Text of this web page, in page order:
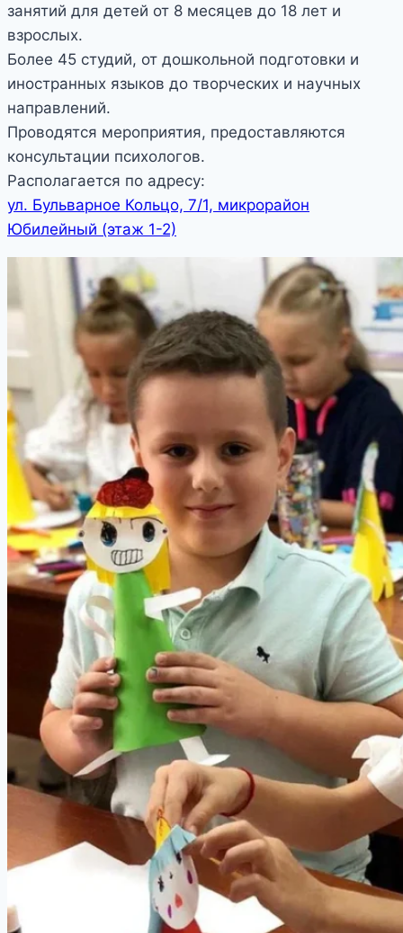
занятий для детей от 8 месяцев до 18 лет и
взрослых.
Более 45 студий, от дошкольной подготовки и
иностранных языков до творческих и научных
направлений.
Проводятся мероприятия, предоставляются
консультации психологов.
Располагается по адресу:
ул. Бульварное Кольцо, 7/1, микрорайон
Юбилейный (этаж 1-2)